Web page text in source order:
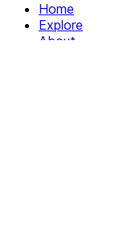
Home
Explore
About